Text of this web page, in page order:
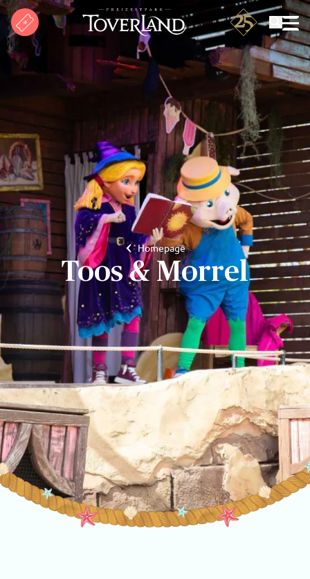
Suchen
Homepage
Toos & Morrel